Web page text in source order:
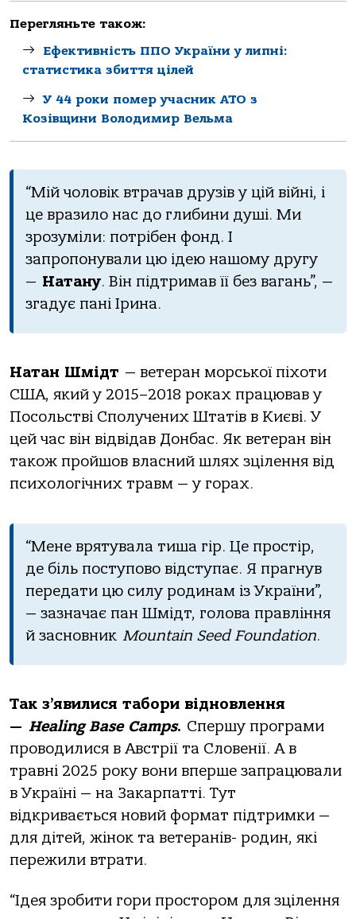
Перегляньте також:
Ефективність ППО України у липні:
статистика збиття цілей
У 44 роки помер учасник АТО з
Козівщини Володимир Вельма
“Мій чоловік втрачав друзів у цій війні, і
це вразило нас до глибини душі. Ми
зрозуміли: потрібен фонд. І
запропонували цю ідею нашому другу
— Натану. Він підтримав її без вагань”, —
згадує пані Ірина.
Натан Шмідт — ветеран морської піхоти
США, який у 2015–2018 роках працював у
Посольстві Сполучених Штатів в Києві. У
цей час він відвідав Донбас. Як ветеран він
також пройшов власний шлях зцілення від
психологічних травм — у горах.
“Мене врятувала тиша гір. Це простір,
де біль поступово відступає. Я прагнув
передати цю силу родинам із України”,
— зазначає пан Шмідт, голова правління
й засновник Mountain Seed Foundation.
Так з’явилися табори відновлення
— Healing Base Camps. Спершу програми
проводилися в Австрії та Словенії. А в
травні 2025 року вони вперше запрацювали
в Україні — на Закарпатті. Тут
відкривається новий формат підтримки —
для дітей, жінок та ветеранів- родин, які
пережили втрати.
“Ідея зробити гори простором для зцілення